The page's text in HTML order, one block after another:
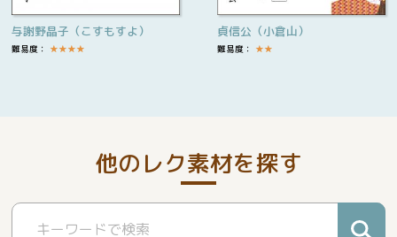
与謝野晶子（こすもすよ）
難易度： ★★★★
貞信公（小倉山）
難易度： ★★
他のレク素材を探す